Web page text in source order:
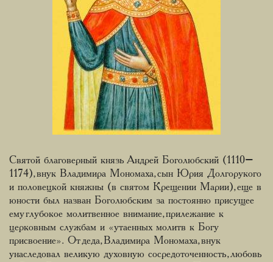
Святой благоверный князь Андрей Боголюбский (1110–
1174), внук Владимира Мономаха, сын Юрия Долгорукого
и половецкой княжны (в святом Крещении Марии), еще в
юности был назван Боголюбским за постоянно присущее
ему глубокое молитвенное внимание, прилежание к
церковным службам и «утаенных молитв к Богу
присвоение». От деда, Владимира Мономаха, внук
унаследовал великую духовную сосредоточенность, любовь